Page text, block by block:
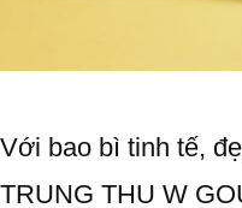
Với bao bì tinh tế,
TRUNG THU W